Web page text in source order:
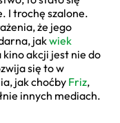
I trochę szalone.
że jego
jakwiek
kino akcji jest nie do
się to w
jak choćby Friz,
innych mediach.